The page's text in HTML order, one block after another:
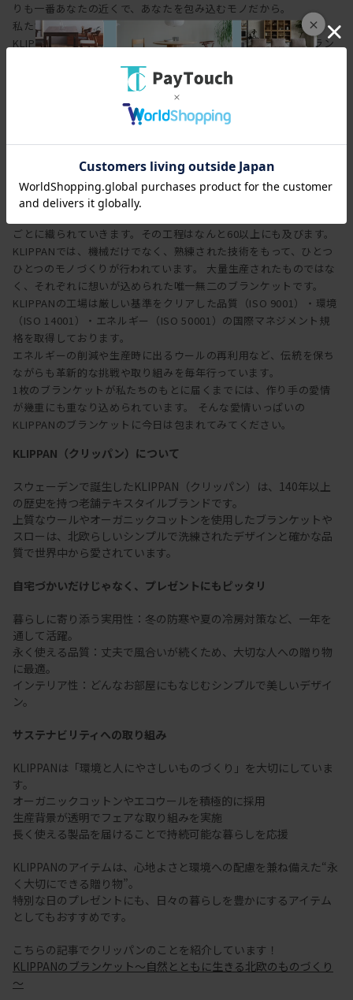
×
りも一番あなたの近くで、あなたを包み込むモノだから。
私たちの暮らしを幸せに、豊かにするKLIPPANのブランケットは
KLIPPAN自社工場で原毛から糸を紡ぐことから始まり、最終ブラン
KLIPPAN社の歴史は1879年、スウェーデン南部の小さな町のウール
紡績から始まりました。
現在はブランケットやスローなどの最終製品までを一貫してリガ
（ラトビア）の自社工場で生産しています。
KLIPPANのブランケットづくりは原毛を調達し、糸を紡ぐことから
はじまります。 紡がれた1本の糸（単糸）は2本を撚り合わせて毛糸
になります。この毛糸をKLIPPANのカラーマイスターがデザイナー
の意図を汲み調合する絶妙なカラーで染色します。 染色された毛糸
ごとに織られていきます。その工程はなんと60以上にも及びます。
KLIPPANでは、機械だけでなく、熟練された技術をもって、ひとつ
ひとつのモノづくりが行われています。 大量生産されたものではな
く、それぞれに想いが込められた唯一無二のブランケットです。
KLIPPANの工場は厳しい基準をクリアした品質（ISO 9001）・環境
（ISO 14001）・エネルギー（ISO 50001）の国際マネジメント規
格を取得しております。
エネルギーの削減や生産時に出るウールの再利用など、伝統を保ち
ながらも革新的な挑戦や取り組みを毎年行っています。
1枚のブランケットが私たちのもとに届くまでには、作り手の愛情
が幾重にも重なり込められています。 そんな愛情いっぱいの
KLIPPANのブランケットに今日は包まれてみてください。
KLIPPAN（クリッパン）について
スウェーデンで誕生したKLIPPAN（クリッパン）は、140年以上
の歴史を持つ老舗テキスタイルブランドです。
上質なウールやオーガニックコットンを使用したブランケットや
スローは、北欧らしいシンプルで洗練されたデザインと確かな品
質で世界中から愛されています。
自宅づかいだけじゃなく、プレゼントにもピッタリ
暮らしに寄り添う実用性：冬の防寒や夏の冷房対策など、一年を
通して活躍。
永く使える品質：丈夫で風合いが続くため、大切な人への贈り物
に最適。
インテリア性：どんなお部屋にもなじむシンプルで美しいデザイ
ン。
サステナビリティへの取り組み
KLIPPANは「環境と人にやさしいものづくり」を大切にしていま
す。
オーガニックコットンやエコウールを積極的に採用
生産背景が透明でフェアな取り組みを実施
長く使える製品を届けることで持続可能な暮らしを応援
KLIPPANのアイテムは、心地よさと環境への配慮を兼ね備えた“永
く大切にできる贈り物”。
特別な日のプレゼントにも、日々の暮らしを豊かにするアイテム
としてもおすすめです。
こちらの記事でクリッパンのことを紹介しています！
KLIPPANのブランケット～自然とともに生きる北欧のものづくり
～